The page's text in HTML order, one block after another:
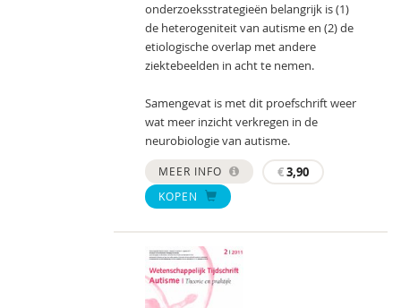
onderzoeksstrategieën belangrijk is (1)
de heterogeniteit van autisme en (2) de
etiologische overlap met andere
ziektebeelden in acht te nemen.
Samengevat is met dit proefschrift weer
wat meer inzicht verkregen in de
neurobiologie van autisme.
MEER INFO €3,90
KOPEN